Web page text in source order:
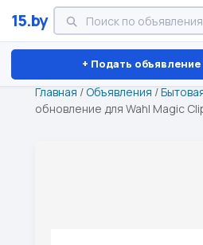
15.by
+ Подать объявление
Минск Витебск Брест
Главная /Объявления /
обновление для Wahl Magic